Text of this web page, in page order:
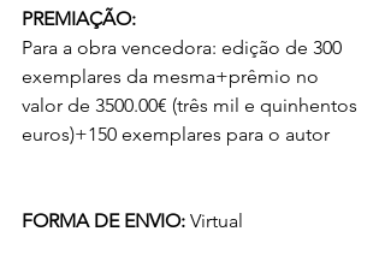
PREMIAÇÃO:
Para a obra vencedora: edição de 300
exemplares da mesma+prêmio no
valor de 3500.00€ (três mil e quinhentos
euros)+150 exemplares para o autor
FORMA DE ENVIO: Virtual